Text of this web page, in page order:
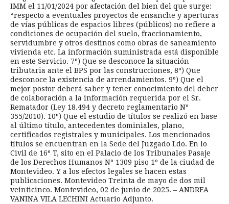
IMM el 11/01/2024 por afectación del bien del que surge:
“respecto a eventuales proyectos de ensanche y aperturas
de vías públicas de espacios libres (públicos) no refiere a
condiciones de ocupación del suelo, fraccionamiento,
servidumbre y otros destinos como obras de saneamiento
vivienda etc. La información suministrada está disponible
en este Servicio. 7º) Que se desconoce la situación
tributaria ante el BPS por las construcciones, 8º) Que
desconoce la existencia de arrendamientos. 9º) Que el
mejor postor deberá saber y tener conocimiento del deber
de colaboración a la información requerida por el Sr.
Rematador (Ley 18.494 y decreto reglamentario Nº
355/2010). 10º) Que el estudio de títulos se realizó en base
al último título, antecedentes dominiales, plano,
certificados registrales y municipales. Los mencionados
títulos se encuentran en la Sede del Juzgado Ldo. En lo
Civil de 16º T, sito en el Palacio de los Tribunales Pasaje
de los Derechos Humanos Nº 1309 piso 1º de la ciudad de
Montevideo. Y a los efectos legales se hacen estas
publicaciones. Montevideo Treinta de mayo de dos mil
veinticinco. Montevideo, 02 de junio de 2025. – ANDREA
VANINA VILA LECHINI Actuario Adjunto.